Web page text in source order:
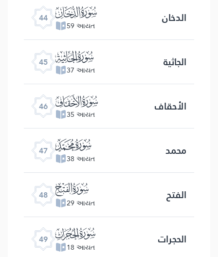
44 ﯙ
59 આયત الدخان
45 ﯚ
37 આયત الجاثیة
46 ﯛ
35 આયત الأحقاف
47 ﯜ
38 આયત محمد
48 ﯝ
29 આયત الفتح
49 ﯞ
18 આયત الحجرات